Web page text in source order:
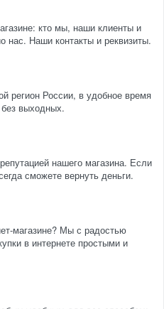
кто мы, наши клиенты и
нас. Наши контакты и реквизиты.
регион России, в удобное время
выходных.
нашего магазина. Если
сможете вернуть деньги.
магазине? Мы с радостью
в интернете простыми и